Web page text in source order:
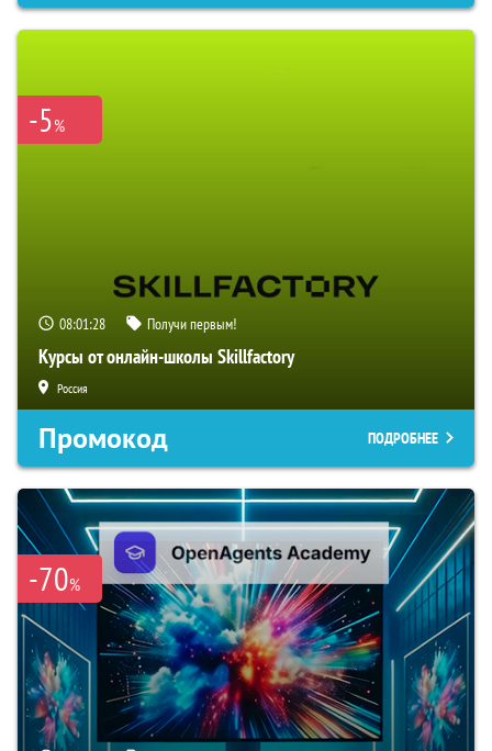
-5%
08:01:27 Получи первым!
Курсы от онлайн-школы Skillfactory
Россия
Промокод ПОДРОБНЕЕ
-70%